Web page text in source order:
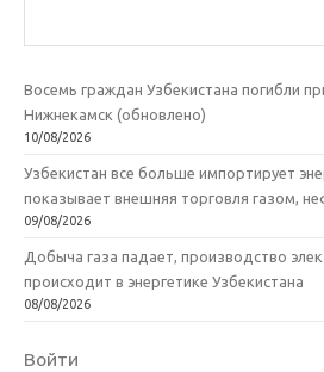
Восемь граждан Узбекистана погибли
Нижнекамск (обновлено)
10/08/2026
Узбекистан все больше импортирует
показывает внешняя торговля газом,
09/08/2026
Добыча газа падает, производство
происходит в энергетике Узбекистана
08/08/2026
Войти